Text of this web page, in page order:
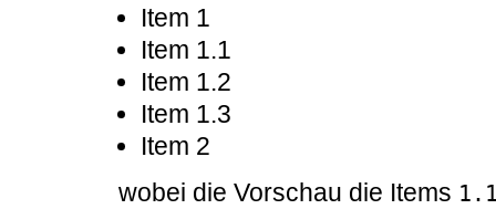
Item 1
Item 1.1
Item 1.2
Item 1.3
Item 2
wobei die Vorschau die Items